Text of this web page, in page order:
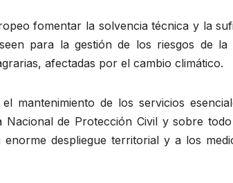
fomentar la solvencia técnica y la
para la gestión de los riesgos de
afectadas por el cambio climático.
mantenimiento de los servicios
Nacional de Protección Civil y sobre
despliegue territorial y a los